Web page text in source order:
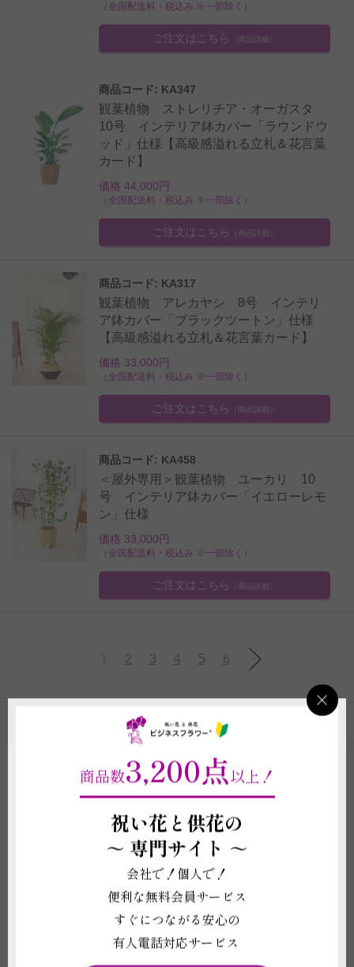
（全国配送料・税込み ※一部除く）
ご注文はこちら （商品詳細）
商品コード: KA347
観葉植物 ストレリチア・オーガスタ
10号 インテリア鉢カバー「ラウンドウ
ッド」仕様【高級感溢れる立札＆花言葉
カード】
価格 44,000円
（全国配送料・税込み ※一部除く）
ご注文はこちら （商品詳細）
商品コード: KA317
観葉植物 アレカヤシ 8号 インテリ
ア鉢カバー「ブラックツートン」仕様
【高級感溢れる立札＆花言葉カード】
価格 33,000円
（全国配送料・税込み ※一部除く）
ご注文はこちら （商品詳細）
商品コード: KA458
＜屋外専用＞観葉植物 ユーカリ 10
号 インテリア鉢カバー「イエローレモ
ン」仕様
価格 33,000円
（全国配送料・税込み ※一部除く）
ご注文はこちら （商品詳細）
2 3 4 5 6
観葉植物のカテゴリの一覧
ビジネスフラワー®の観葉植物ができる8のポイン
6～12号までの多彩なサイズと、20品種以
上の豊富なラインナップ
全品に無料で「水やりチェッカー」「専用
肥料」がついてくる！
商品数3,200点以上！
祝い花と供花の
～ 専門サイト ～
会社で！個人で！
便利な無料会員サービス
すぐにつながる安心の
有人電話対応サービス